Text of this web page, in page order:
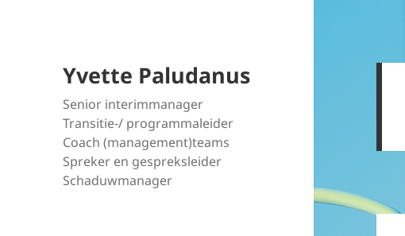
Yvette Paludanus
Senior interimmanager
Transitie-/ programmaleider
Coach (management)teams
Spreker en gespreksleider
Schaduwmanager